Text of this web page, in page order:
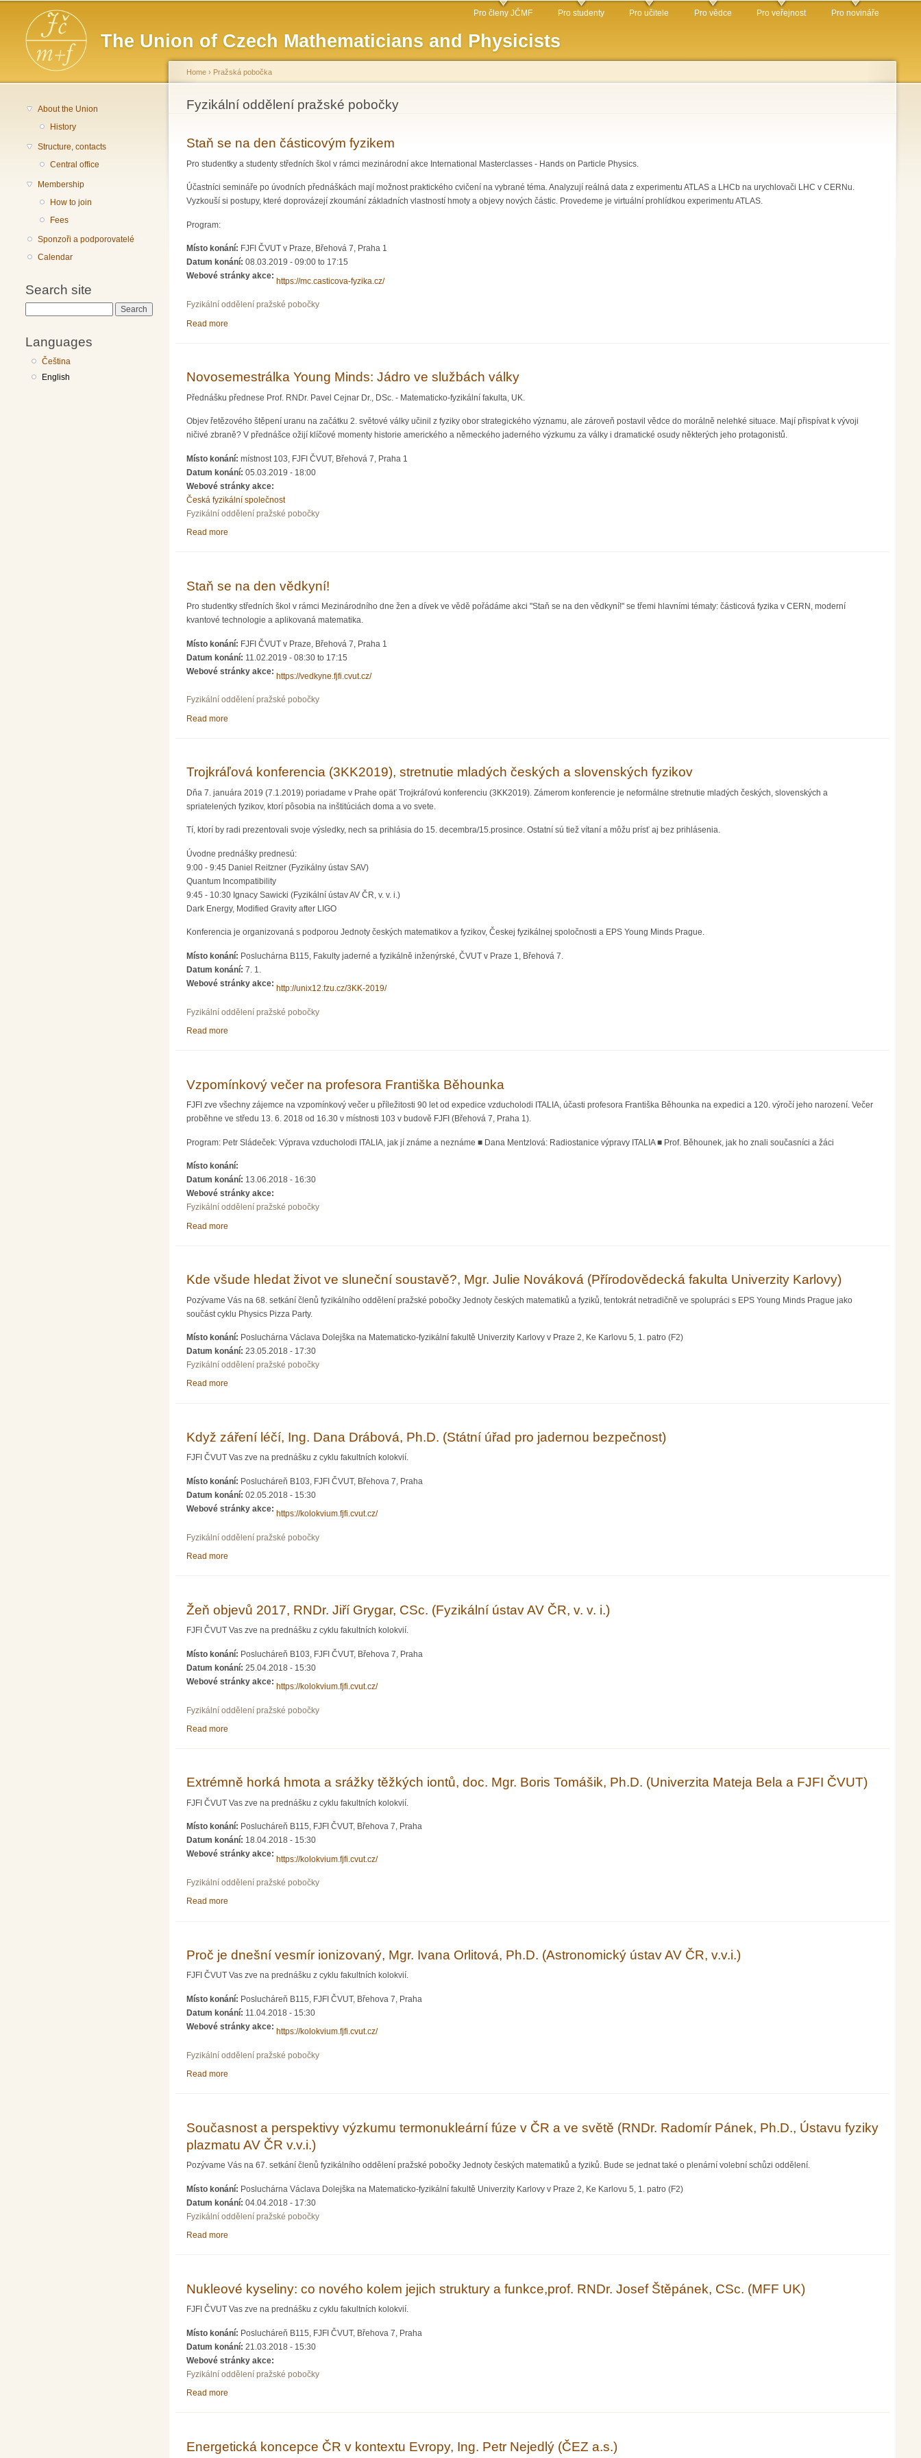
The Union of Czech Mathematicians and Physicists
Main menu Pro členy JČMF Pro studenty Pro učitele Pro vědce Pro veřejnost Pro novináře
About the Union
History
Structure, contacts
Central office
Membership
How to join
Fees
Sponzoři a podporovatelé
Calendar
Search site
Languages
Čeština
English
You are here
Home › Pražská pobočka
Fyzikální oddělení pražské pobočky
Staň se na den částicovým fyzikem
Pro studentky a studenty středních škol v rámci mezinárodní akce International Masterclasses - Hands on Particle Physics.
Účastníci semináře po úvodních přednáškách mají možnost praktického cvičení na vybrané téma. Analyzují reálná data z experimentu ATLAS a LHCb na urychlovači LHC v CERNu.
Vyzkouší si postupy, které doprovázejí zkoumání základních vlastností hmoty a objevy nových částic. Provedeme je virtuální prohlídkou experimentu ATLAS.
Program:
Místo konání: FJFI ČVUT v Praze, Břehová 7, Praha 1
Datum konání: 08.03.2019 - 09:00 to 17:15
Webové stránky akce:
https://mc.casticova-fyzika.cz/
Fyzikální oddělení pražské pobočky
Read more
Novosemestrálka Young Minds: Jádro ve službách války
Přednášku přednese Prof. RNDr. Pavel Cejnar Dr., DSc. - Matematicko-fyzikální fakulta, UK.
Objev řetězového štěpení uranu na začátku 2. světové války učinil z fyziky obor strategického významu, ale zároveň postavil vědce do morálně nelehké situace. Mají přispívat k vývoji
ničivé zbraně? V přednášce ožijí klíčové momenty historie amerického a německého jaderného výzkumu za války i dramatické osudy některých jeho protagonistů.
Místo konání: místnost 103, FJFI ČVUT, Břehová 7, Praha 1
Datum konání: 05.03.2019 - 18:00
Webové stránky akce:
Česká fyzikální společnost
Fyzikální oddělení pražské pobočky
Read more
Staň se na den vědkyní!
Pro studentky středních škol v rámci Mezinárodního dne žen a dívek ve vědě pořádáme akci "Staň se na den vědkyní!" se třemi hlavními tématy: částicová fyzika v CERN, moderní
kvantové technologie a aplikovaná matematika.
Místo konání: FJFI ČVUT v Praze, Břehová 7, Praha 1
Datum konání: 11.02.2019 - 08:30 to 17:15
Webové stránky akce:
https://vedkyne.fjfi.cvut.cz/
Fyzikální oddělení pražské pobočky
Read more
Trojkráľová konferencia (3KK2019), stretnutie mladých českých a slovenských fyzikov
Dňa 7. januára 2019 (7.1.2019) poriadame v Prahe opäť Trojkráľovú konferenciu (3KK2019). Zámerom konferencie je neformálne stretnutie mladých českých, slovenských a
spriatelených fyzikov, ktorí pôsobia na inštitúciách doma a vo svete.
Tí, ktorí by radi prezentovali svoje výsledky, nech sa prihlásia do 15. decembra/15.prosince. Ostatní sú tiež vítaní a môžu prísť aj bez prihlásenia.
Úvodne prednášky prednesú:
9:00 - 9:45 Daniel Reitzner (Fyzikálny ústav SAV)
Quantum Incompatibility
9:45 - 10:30 Ignacy Sawicki (Fyzikální ústav AV ČR, v. v. i.)
Dark Energy, Modified Gravity after LIGO
Konferencia je organizovaná s podporou Jednoty českých matematikov a fyzikov, Českej fyzikálnej spoločnosti a EPS Young Minds Prague.
Místo konání: Posluchárna B115, Fakulty jaderné a fyzikálně inženýrské, ČVUT v Praze 1, Břehová 7.
Datum konání: 7. 1.
Webové stránky akce:
http://unix12.fzu.cz/3KK-2019/
Fyzikální oddělení pražské pobočky
Read more
Vzpomínkový večer na profesora Františka Běhounka
FJFI zve všechny zájemce na vzpomínkový večer u příležitosti 90 let od expedice vzducholodi ITALIA, účasti profesora Františka Běhounka na expedici a 120. výročí jeho narození. Večer
proběhne ve středu 13. 6. 2018 od 16.30 v místnosti 103 v budově FJFI (Břehová 7, Praha 1).
Program: Petr Sládeček: Výprava vzducholodi ITALIA, jak jí známe a neznáme ■ Dana Mentzlová: Radiostanice výpravy ITALIA ■ Prof. Běhounek, jak ho znali současníci a žáci
Místo konání:
Datum konání: 13.06.2018 - 16:30
Webové stránky akce:
Fyzikální oddělení pražské pobočky
Read more
Kde všude hledat život ve sluneční soustavě?, Mgr. Julie Nováková (Přírodovědecká fakulta Univerzity Karlovy)
Pozývame Vás na 68. setkání členů fyzikálního oddělení pražské pobočky Jednoty českých matematiků a fyziků, tentokrát netradičně ve spolupráci s EPS Young Minds Prague jako
součást cyklu Physics Pizza Party.
Místo konání: Posluchárna Václava Dolejška na Matematicko-fyzikální fakultě Univerzity Karlovy v Praze 2, Ke Karlovu 5, 1. patro (F2)
Datum konání: 23.05.2018 - 17:30
Fyzikální oddělení pražské pobočky
Read more
Když záření léčí, Ing. Dana Drábová, Ph.D. (Státní úřad pro jadernou bezpečnost)
FJFI ČVUT Vas zve na prednášku z cyklu fakultních kolokvií.
Místo konání: Poslucháreň B103, FJFI ČVUT, Břehova 7, Praha
Datum konání: 02.05.2018 - 15:30
Webové stránky akce:
https://kolokvium.fjfi.cvut.cz/
Fyzikální oddělení pražské pobočky
Read more
Žeň objevů 2017, RNDr. Jiří Grygar, CSc. (Fyzikální ústav AV ČR, v. v. i.)
FJFI ČVUT Vas zve na prednášku z cyklu fakultních kolokvií.
Místo konání: Poslucháreň B103, FJFI ČVUT, Břehova 7, Praha
Datum konání: 25.04.2018 - 15:30
Webové stránky akce:
https://kolokvium.fjfi.cvut.cz/
Fyzikální oddělení pražské pobočky
Read more
Extrémně horká hmota a srážky těžkých iontů, doc. Mgr. Boris Tomášik, Ph.D. (Univerzita Mateja Bela a FJFI ČVUT)
FJFI ČVUT Vas zve na prednášku z cyklu fakultních kolokvií.
Místo konání: Poslucháreň B115, FJFI ČVUT, Břehova 7, Praha
Datum konání: 18.04.2018 - 15:30
Webové stránky akce:
https://kolokvium.fjfi.cvut.cz/
Fyzikální oddělení pražské pobočky
Read more
Proč je dnešní vesmír ionizovaný, Mgr. Ivana Orlitová, Ph.D. (Astronomický ústav AV ČR, v.v.i.)
FJFI ČVUT Vas zve na prednášku z cyklu fakultních kolokvií.
Místo konání: Poslucháreň B115, FJFI ČVUT, Břehova 7, Praha
Datum konání: 11.04.2018 - 15:30
Webové stránky akce:
https://kolokvium.fjfi.cvut.cz/
Fyzikální oddělení pražské pobočky
Read more
Současnost a perspektivy výzkumu termonukleární fúze v ČR a ve světě (RNDr. Radomír Pánek, Ph.D., Ústavu fyziky
plazmatu AV ČR v.v.i.)
Pozývame Vás na 67. setkání členů fyzikálního oddělení pražské pobočky Jednoty českých matematiků a fyziků. Bude se jednat také o plenární volební schůzi oddělení.
Místo konání: Posluchárna Václava Dolejška na Matematicko-fyzikální fakultě Univerzity Karlovy v Praze 2, Ke Karlovu 5, 1. patro (F2)
Datum konání: 04.04.2018 - 17:30
Fyzikální oddělení pražské pobočky
Read more
Nukleové kyseliny: co nového kolem jejich struktury a funkce,prof. RNDr. Josef Štěpánek, CSc. (MFF UK)
FJFI ČVUT Vas zve na prednášku z cyklu fakultních kolokvií.
Místo konání: Poslucháreň B115, FJFI ČVUT, Břehova 7, Praha
Datum konání: 21.03.2018 - 15:30
Webové stránky akce:
Fyzikální oddělení pražské pobočky
Read more
Energetická koncepce ČR v kontextu Evropy, Ing. Petr Nejedlý (ČEZ a.s.)